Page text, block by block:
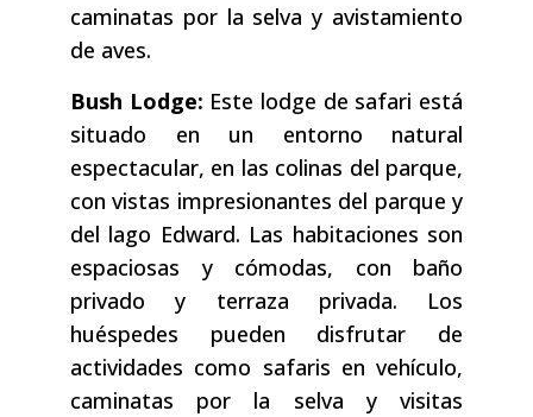
caminatas por la selva y avistamiento
de aves.
Bush Lodge: Este lodge de safari está
situado en un entorno natural
espectacular, en las colinas del parque,
con vistas impresionantes del parque y
del lago Edward. Las habitaciones son
espaciosas y cómodas, con baño
privado y terraza privada. Los
huéspedes pueden disfrutar de
actividades como safaris en vehículo,
caminatas por la selva y visitas